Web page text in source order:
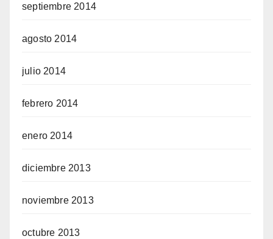
septiembre 2014
agosto 2014
julio 2014
febrero 2014
enero 2014
diciembre 2013
noviembre 2013
octubre 2013